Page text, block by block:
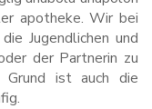
apotheke. Wir bei
Jugendlichen und
der Partnerin zu
Grund ist auch die